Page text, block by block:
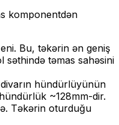
komponentdən
Bu, təkərin ən geniş
səthində təmas sahəsini
hündürlüyünün
~128mm-dir.
Təkərin oturduğu